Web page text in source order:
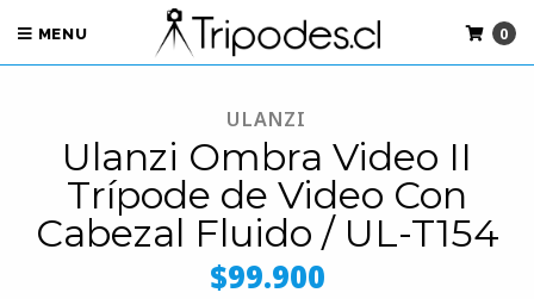
MENU 0
ULANZI
Ulanzi Ombra Video II
Trípode de Video Con
Cabezal Fluido / UL-T154
$99.900